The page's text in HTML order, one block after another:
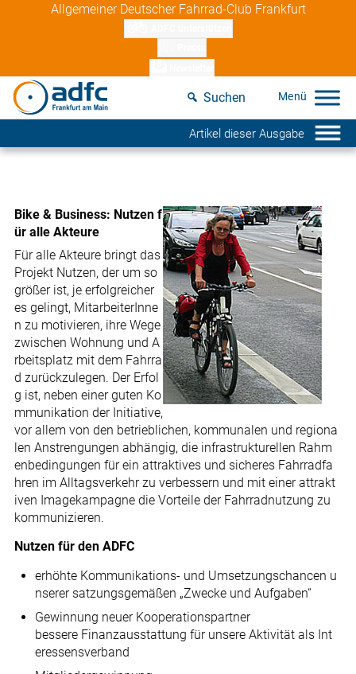
Allgemeiner Deutscher Fahrrad-Club Frankfurt
Suchen
Artikel dieser Ausgabe
Bike & Business: Nutzen f
ür alle Akteure
Für alle Akteure bringt das
Projekt Nutzen, der um so
größer ist, je erfolgreicher
es gelingt, MitarbeiterInne
n zu motivieren, ihre Wege
zwischen Wohnung und A
rbeitsplatz mit dem Fahrra
d zurückzulegen. Der Erfol
g ist, neben einer guten Ko
mmunikation der Initiative,
vor allem von den betrieblichen, kommunalen und regiona
len Anstrengungen abhängig, die infrastrukturellen Rahm
enbedingungen für ein attraktives und sicheres Fahrradfa
hren im Alltagsverkehr zu verbessern und mit einer attrakt
iven Imagekampagne die Vorteile der Fahrradnutzung zu
kommunizieren.
Nutzen für den ADFC
erhöhte Kommunikations- und Umsetzungschancen u
nserer satzungsgemäßen „Zwecke und Aufgaben“
Gewinnung neuer Kooperationspartner
bessere Finanzausstattung für unsere Aktivität als Int
eressensverband